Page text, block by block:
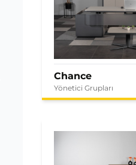
Chance
Yönetici Grupları